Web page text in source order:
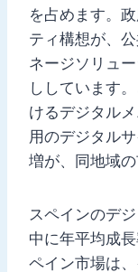
を占めます。
ティ構想が、
ネージソリュ
ししています
けるデジタル
用のデジタル
増が、同地域
スペインのデ
中に年平均成
ペイン市場は